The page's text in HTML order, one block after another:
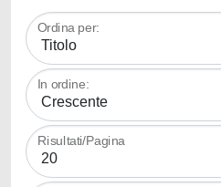
Ordina per:
In ordine:
Risultati/Pagina